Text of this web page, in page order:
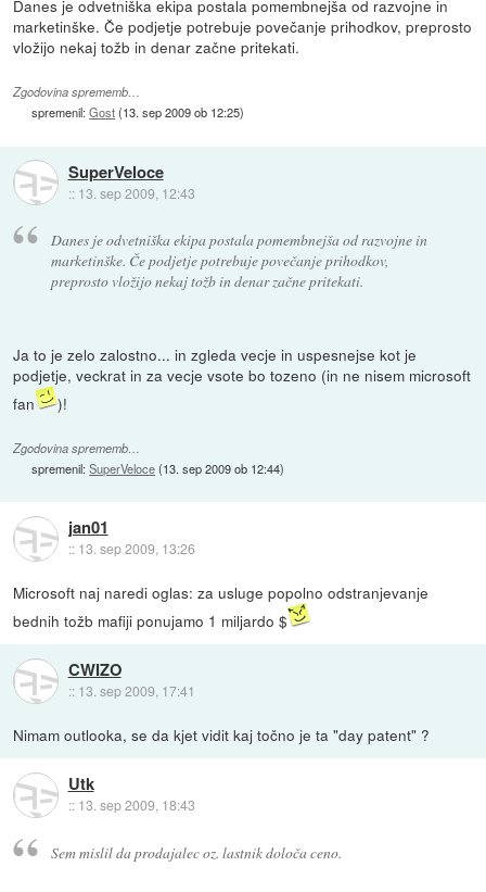
Danes je odvetniška ekipa postala pomembnejša od razvojne in
marketinške. Če podjetje potrebuje povečanje prihodkov, preprosto
vložijo nekaj tožb in denar začne pritekati.
Zgodovina sprememb…
spremenil:Gost(13. sep 2009 ob 12:25)
SuperVeloce
:: 13. sep 2009, 12:43
Danes je odvetniška ekipa postala pomembnejša od razvojne in
marketinške. Če podjetje potrebuje povečanje prihodkov,
preprosto vložijo nekaj tožb in denar začne pritekati.
Ja to je zelo zalostno... in zgleda vecje in uspesnejse kot je
podjetje, veckrat in za vecje vsote bo tozeno (in ne nisem microsoft
fan
)!
Zgodovina sprememb…
spremenil:SuperVeloce(13. sep 2009 ob 12:44)
jan01
:: 13. sep 2009, 13:26
Microsoft naj naredi oglas: za usluge popolno odstranjevanje
bednih tožb mafiji ponujamo 1 miljardo $
CWIZO
:: 13. sep 2009, 17:41
Nimam outlooka, se da kjet vidit kaj točno je ta "day patent" ?
Utk
:: 13. sep 2009, 18:43
Sem mislil da prodajalec oz. lastnik določa ceno.